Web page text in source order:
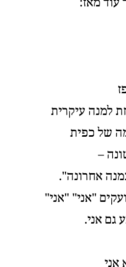
למנה עיקרית
של כפית
–
אחרונה".
"אני" "אני"
גם אני.
אני